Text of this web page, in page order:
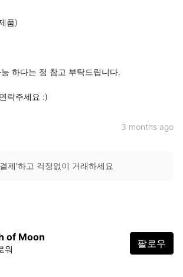
품)
하다는 점 참고 부탁드립니다.
락주세요 :)
3 months ago
제'하고 걱정없이 거래하세요
of Moon
워 팔로우